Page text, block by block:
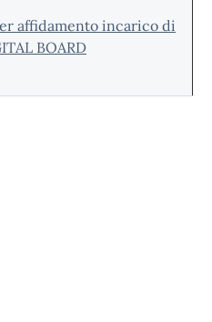
affidamento incarico di
BOARD